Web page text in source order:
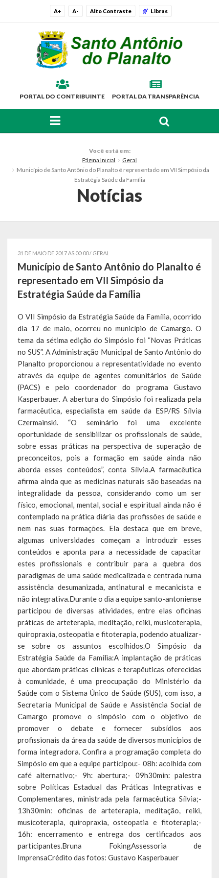
A+ A- Alto Contraste Libras
PORTAL DO CONTRIBUINTE PORTAL DA TRANSPARÊNCIA
Histórico
Administração
Administrações Anteriores
Secretarias
Estrutura e Competências
Educação e Cultura
Obras e Viação
Saúde e Assistência Social
Desenvolvimento, Indústria, Comércio, Turismo, Trânsito e
Serviços Urbanos
Cultura e Turismo
Calendário de Eventos
Galeria de Fotos
Publicações
Conselhos Municipais
Planos
Contas Públicas
Demonstrativos Contábeis
Prestação de Contas
Leis Orçamentárias
Leis e Decretos
Relatório Circunstanciado
Editais
RPPS
RGF
RREO
Publicações Diversas
Eleições Conselho Tutelar
Licitações
Transparência
Você está em:
Página Inicial
Geral
Município de Santo Antônio do Planalto é representado em VII Simpósio da
Estratégia Saúde da Família
Notícias
31 DE MAIO DE 2017 AS 00:00 / GERAL
Município de Santo Antônio do Planalto é
representado em VII Simpósio da
Estratégia Saúde da Família
O VII Simpósio da Estratégia Saúde da Família, ocorrido
dia 17 de maio, ocorreu no município de Camargo. O
tema da sétima edição do Simpósio foi “Novas Práticas
no SUS”. A Administração Municipal de Santo Antônio do
Planalto proporcionou a representatividade no evento
através da equipe de agentes comunitários de Saúde
(PACS) e pelo coordenador do programa Gustavo
Kasperbauer. A abertura do Simpósio foi realizada pela
farmacêutica, especialista em saúde da ESP/RS Sílvia
Czermainski. “O seminário foi uma excelente
oportunidade de sensibilizar os profissionais de saúde,
sobre essas práticas na perspectiva de superação de
preconceitos, pois a formação em saúde ainda não
aborda esses conteúdos”, conta Sílvia.A farmacêutica
afirma ainda que as medicinas naturais são baseadas na
integralidade da pessoa, considerando como um ser
físico, emocional, mental, social e espiritual ainda não é
contemplado na prática diária das profissões de saúde e
nem nas suas formações. Ela destaca que em breve,
algumas universidades começam a introduzir esses
conteúdos e aponta para a necessidade de capacitar
estes profissionais e contribuir para a quebra dos
paradigmas de uma saúde medicalizada e centrada numa
assistência desumanizada, antinatural e mecanicista e
não integrativa.Durante o dia a equipe santo-antoniense
participou de diversas atividades, entre elas oficinas
práticas de arteterapia, meditação, reiki, musicoterapia,
quiropraxia, osteopatia e fitoterapia, podendo atualizar-
se sobre os assuntos escolhidos.O Simpósio da
Estratégia Saúde da Família:A implantação de práticas
que abordam práticas clínicas e terapêuticas oferecidas
à comunidade, é uma preocupação do Ministério da
Saúde com o Sistema Único de Saúde (SUS), com isso, a
Secretaria Municipal de Saúde e Assistência Social de
Camargo promove o simpósio com o objetivo de
promover o debate e fornecer subsídios aos
profissionais da área da saúde de diversos municípios de
forma integradora. Confira a programação completa do
Simpósio em que a equipe participou:- 08h: acolhida com
café alternativo;- 9h: abertura;- 09h30min: palestra
sobre Políticas Estadual das Práticas Integrativas e
Complementares, ministrada pela farmacêutica Sílvia;-
13h30min: oficinas de arteterapia, meditação, reiki,
musicoterapia, quiropraxia, osteopatia e fitoterapia;-
16h: encerramento e entrega dos certificados aos
participantes.Bruna FokingAssessoria de
ImprensaCrédito das fotos: Gustavo Kasperbauer